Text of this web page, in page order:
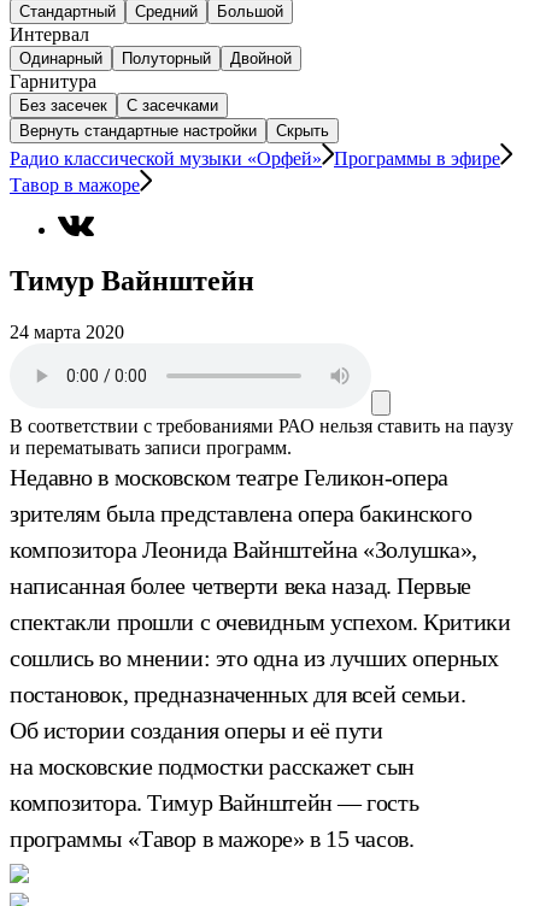
Стандартный Средний Большой
Интервал
Одинарный Полуторный Двойной
Гарнитура
Без засечек
С засечками
Вернуть стандартные настройки
Скрыть
Радио классической музыки «Орфей»
Программы в эфире
Тавор в мажоре
Тимур Вайнштейн
24 марта 2020
В соответствии с требованиями РАО нельзя ставить на паузу
и перематывать записи программ.
Недавно в московском театре Геликон-опера
зрителям была представлена опера бакинского
композитора Леонида Вайнштейна «Золушка»,
написанная более четверти века назад. Первые
спектакли прошли с очевидным успехом. Критики
сошлись во мнении: это одна из лучших оперных
постановок, предназначенных для всей семьи.
Об истории создания оперы и её пути
на московские подмостки расскажет сын
композитора. Тимур Вайнштейн — гость
программы «Тавор в мажоре» в 15 часов.